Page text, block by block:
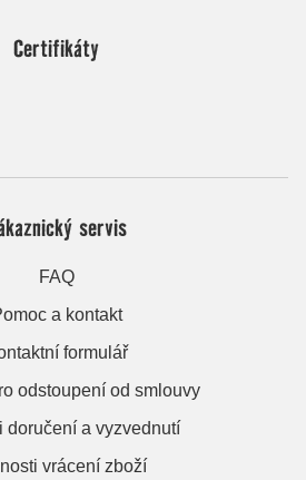
Certifikáty
servis
FAQ
a kontakt
formulář
odstoupení od smlouvy
doručení a vyzvednutí
vrácení zboží